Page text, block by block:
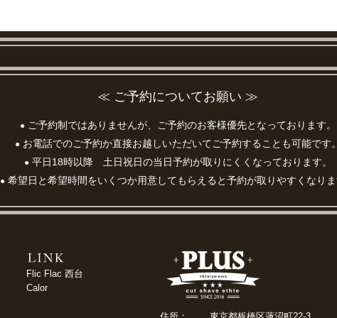
≪ ご予約についてお願い ≫
●ご予約制ではありませんが、ご予約のお客様優先となっております。
●お電話でのご予約か直接お越しいただいてご予約することも可能です
●平日18時以降 土日祝日の当日予約が取りにくくなっております。
●希望日と希望時間をいくつか用意してもらえると予約が取りやすくなり
Flic Flac 西台
Calor